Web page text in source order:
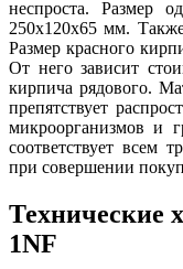
неспроста. Размер
250х120х65 мм.
Размер красного
От него зависит
кирпича рядового.
препятствует
микроорганизмов и
соответствует всем
при совершении
Технические
1NF